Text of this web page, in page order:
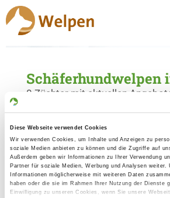
Diese Webseite verwendet Cookies
Wir verwenden Cookies, um Inhalte und Anzeigen zu
soziale Medien anbieten zu können und die Zugriffe auf
Außerdem geben wir Informationen zu Ihrer Verwendung
Partner für soziale Medien, Werbung und Analysen weiter.
Informationen möglicherweise mit weiteren Daten
haben oder die sie im Rahmen Ihrer Nutzung der Dienste
Einwilligung zu unseren Cookies, wenn Sie unsere
Schäferhundwelpen
0 Züchter mit aktuellen